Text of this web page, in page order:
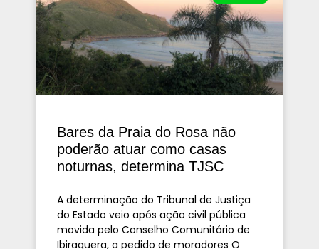
Bares da Praia do Rosa não
poderão atuar como casas
noturnas, determina TJSC
A determinação do Tribunal de Justiça
do Estado veio após ação civil pública
movida pelo Conselho Comunitário de
Ibiraquera, a pedido de moradores O